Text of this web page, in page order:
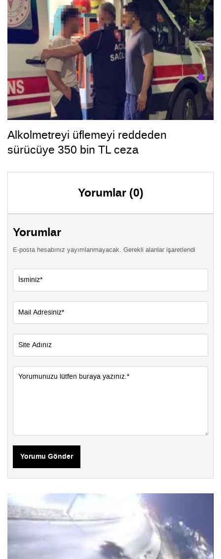
Alkolmetreyi üflemeyi reddeden
sürücüye 350 bin TL ceza
Yorumlar (0)
Yorumlar
E-posta hesabınız yayımlanmayacak. Gerekli alanlar işaretlendi
Yorumu Gönder